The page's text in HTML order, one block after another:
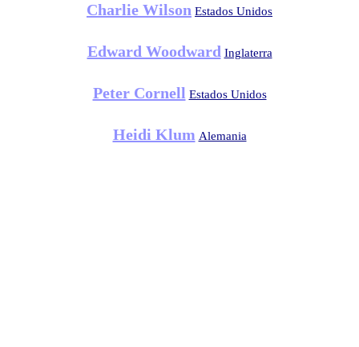
Charlie Wilson Estados Unidos
Edward Woodward Inglaterra
Peter Cornell Estados Unidos
Heidi Klum Alemania